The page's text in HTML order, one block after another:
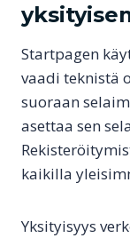
Startpagen
vaadi teknistä
suoraan
asettaa sen
kaikilla
Yksityisyys